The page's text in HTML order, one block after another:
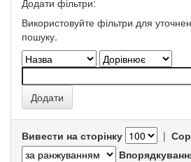
Додати фільтри:
Використовуйте фільтри для
пошуку.
Вивести на сторінку |